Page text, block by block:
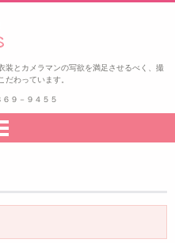
影会
装とカメラマンの写欲を満足させるべく、撮
だわっています。
６９－９４５５